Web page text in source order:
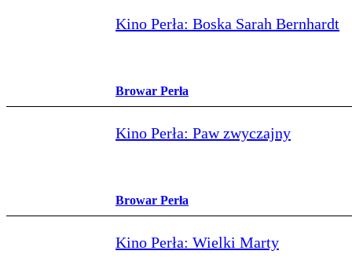
Kino Perła: Boska Sarah Bernhardt
Browar Perła
Kino Perła: Paw zwyczajny
Browar Perła
Kino Perła: Wielki Marty